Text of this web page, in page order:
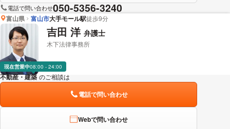
電話で問い合わせ050-5356-3240
富山県 富山市大手モール駅徒歩9分
吉田 洋 弁護士
木下法律事務所
現在営業中08:00 - 24:00
不動産・建築 のご相談は
電話で問い合わせ
Webで問い合わせ